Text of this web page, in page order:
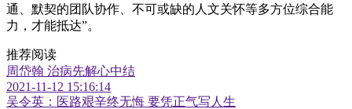
通、默契的团队协作、不可或缺的人文关怀等多方位综合能
力，才能抵达”。
推荐阅读
周岱翰 治病先解心中结
2021-11-12 15:16:14
吴令英：医路艰辛终无悔 要凭正气写人生